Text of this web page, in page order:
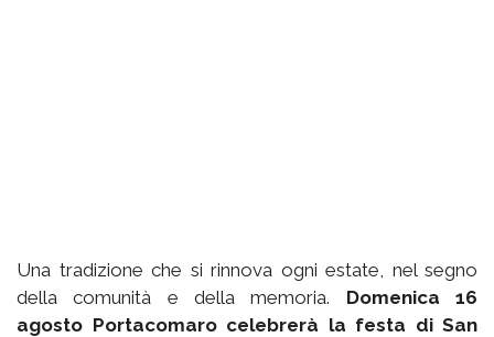
Una tradizione che si rinnova ogni estate, nel segno
della comunità e della memoria. Domenica 16
agosto Portacomaro celebrerà la festa di San